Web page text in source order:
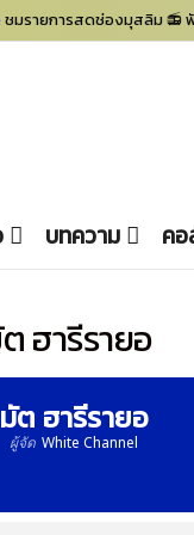
ชมรายการสดช่องมุสลิม 📻
บทความ ค
ฮารีรายอ
ต ฮารีรายอ
ผู้จัด White Channel